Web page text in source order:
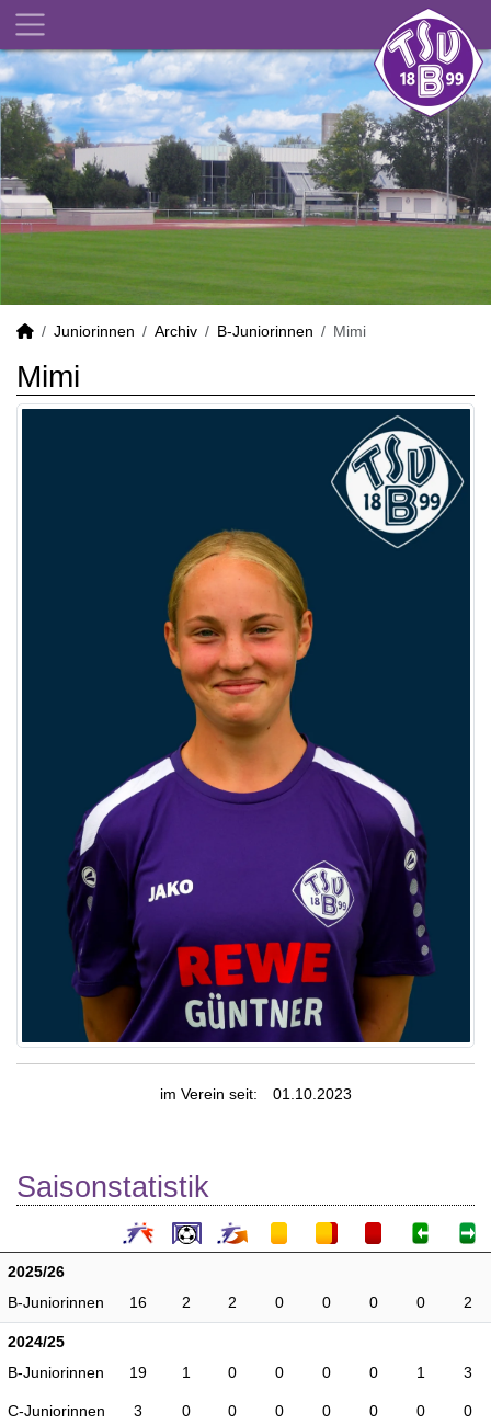
Juniorinnen Archiv B-Juniorinnen Mimi
Mimi
im Verein seit: 01.10.2023
Saisonstatistik
2025/26
B-Juniorinnen
16 2 2 0 0 0 0 2
2024/25
B-Juniorinnen
19 1 0 0 0 0 1 3
C-Juniorinnen 3 0 0 0 0 0 0 0